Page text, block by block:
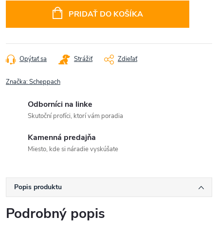
PRIDAŤ DO KOŠÍKA
Opýtať sa Strážiť Zdieľať
Značka:Scheppach
Odborníci na linke
Skutoční profíci, ktorí vám poradia
Kamenná predajňa
Miesto, kde si náradie vyskúšate
Popis produktu
Podrobný popis